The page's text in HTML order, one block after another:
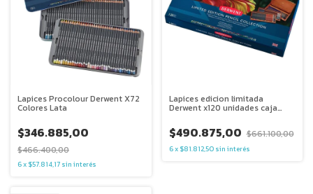
Lapices Procolour Derwent X72
Colores Lata
$346.885,00
$466.400,00
6x $57.814,17 sin interés
Lapices edicion limitada
Derwent x120 unidades caja
$490.875,00 $661.100,00
6x $81.812,50 sin interés